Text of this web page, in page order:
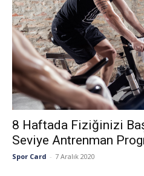
8 Haftada Fiziğinizi
Seviye Antrenman
Spor Card - 7 Aralık 2020